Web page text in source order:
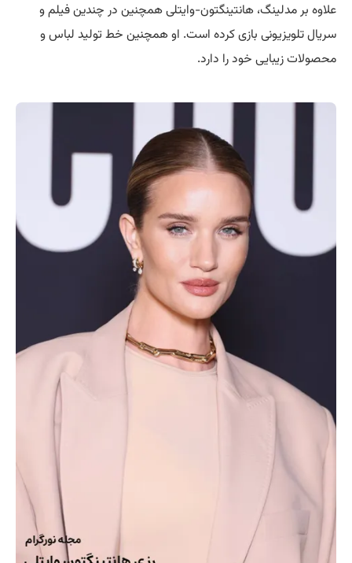
علاوه بر مدلینگ، هانتینگتون-وایتلی همچنین در چندین فیلم و
سریال تلویزیونی بازی کرده است. او همچنین خط تولید لباس و
محصولات زیبایی خود را دارد.